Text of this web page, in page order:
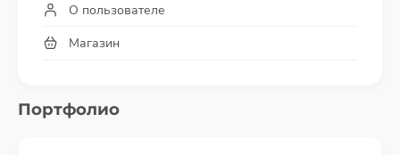
О пользователе
Магазин
Портфолио